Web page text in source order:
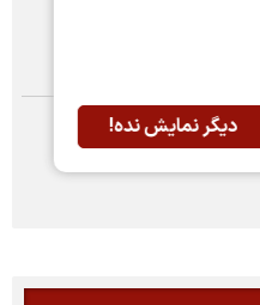
دیگر نمایش نده!